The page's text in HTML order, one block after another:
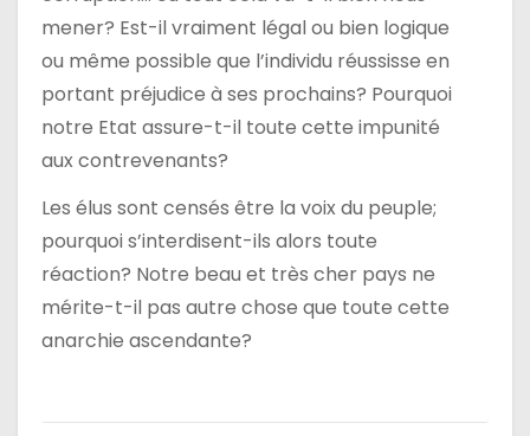
mener? Est-il vraiment légal ou bien logique
ou même possible que l’individu réussisse en
portant préjudice à ses prochains? Pourquoi
notre Etat assure-t-il toute cette impunité
aux contrevenants?
Les élus sont censés être la voix du peuple;
pourquoi s’interdisent-ils alors toute
réaction? Notre beau et très cher pays ne
mérite-t-il pas autre chose que toute cette
anarchie ascendante?